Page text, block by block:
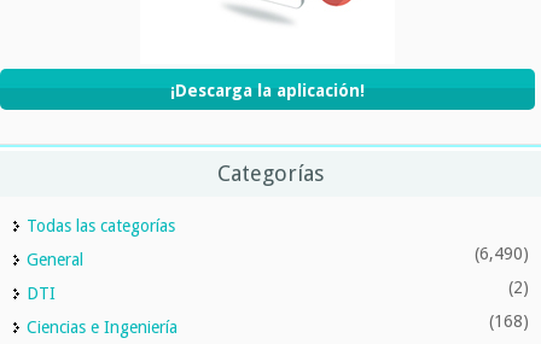
¡Descarga la aplicación!
Categorías
Todas las categorías
General
(6,490)
DTI (2)
Ciencias e Ingeniería (168)